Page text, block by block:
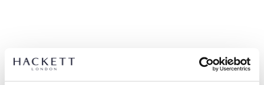
Désolé, nous n'avons pas trouvé
""